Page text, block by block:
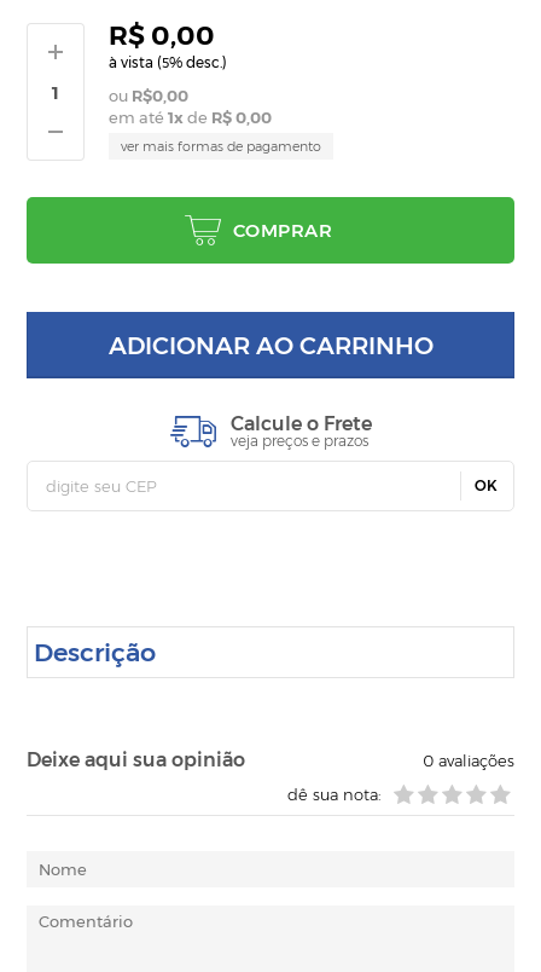
R$ 0,00
à vista (5% desc.)
R$0,00
em até1x de R$ 0,00
ver mais formas de pagamento
COMPRAR
ADICIONAR AO CARRINHO
Calcule o Frete
veja preços e prazos
OK
Descrição
Deixe aqui sua opinião 0avaliações
dê sua nota: